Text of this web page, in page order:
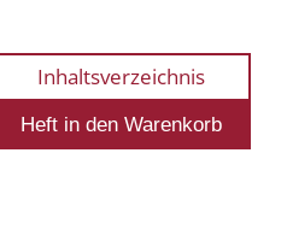
Inhaltsverzeichnis